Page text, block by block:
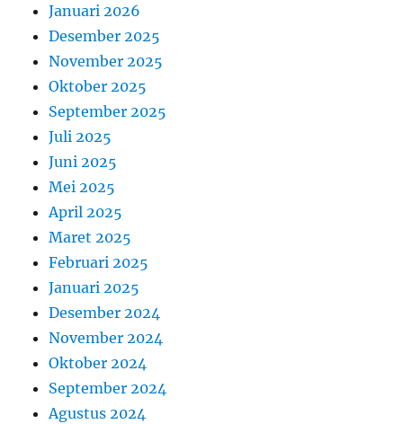
Januari 2026
Desember 2025
November 2025
Oktober 2025
September 2025
Juli 2025
Juni 2025
Mei 2025
April 2025
Maret 2025
Februari 2025
Januari 2025
Desember 2024
November 2024
Oktober 2024
September 2024
Agustus 2024